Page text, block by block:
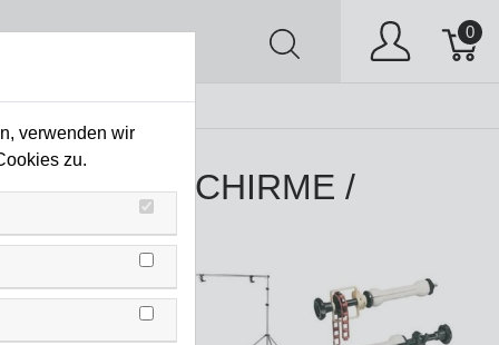
0
AV Stock Clearing
/ FOTOSCHIRME /
verwenden wir
zu.